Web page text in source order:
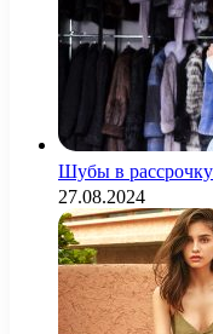
Шубы в
27.08.2024